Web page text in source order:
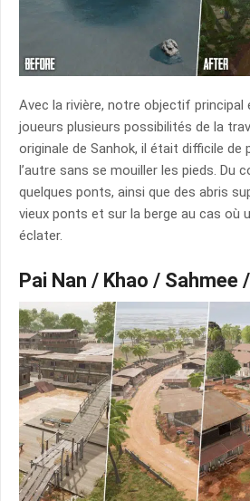
Avec la rivière, notre objectif principal
joueurs plusieurs possibilités de la
originale de Sanhok, il était difficile de
l’autre sans se mouiller les pieds. Du
quelques ponts, ainsi que des abris
vieux ponts et sur la berge au cas où
éclater.
Pai Nan / Khao / Sahmee